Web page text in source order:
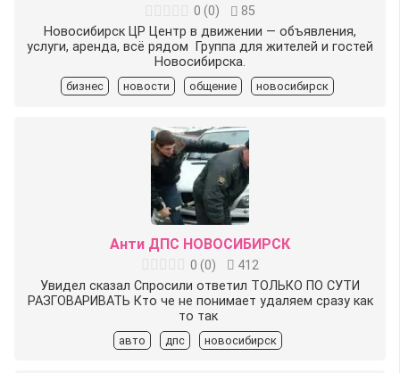
0 (0)
85
Новосибирск ЦР Центр в движении — объявления,
услуги, аренда, всё рядом ️ Группа для жителей и гостей
Новосибирска.
бизнес новости общение новосибирск
Анти ДПС НОВОСИБИРСК
0 (0)
412
Увидел сказал Спросили ответил️ ТОЛЬКО ПО СУТИ️
РАЗГОВАРИВАТЬ️ Кто че не понимает удаляем сразу как
то так ‍
авто дпс новосибирск